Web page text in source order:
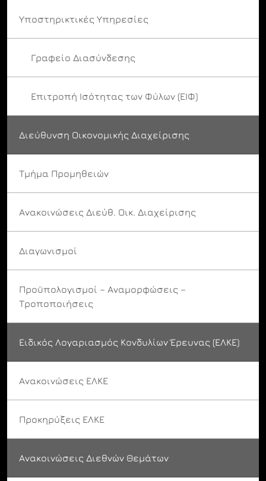
Υποστηρικτικές Υπηρεσίες
Γραφείο Διασύνδεσης
Επιτροπή Ισότητας των Φύλων (ΕΙΦ)
Διεύθυνση Οικονομικής Διαχείρισης
Τμήμα Προμηθειών
Ανακοινώσεις Διεύθ. Οικ. Διαχείρισης
Διαγωνισμοί
Προϋπολογισμοί – Αναμορφώσεις –
Τροποποιήσεις
Ειδικός Λογαριασμός Κονδυλίων Έρευνας (ΕΛΚΕ)
Ανακοινώσεις ΕΛΚΕ
Προκηρύξεις ΕΛΚΕ
Ανακοινώσεις Διεθνών Θεμάτων